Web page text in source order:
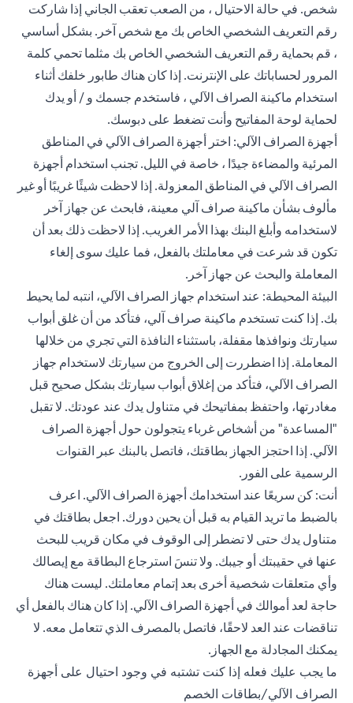
شخص. في حالة الاحتيال ، من الصعب تعقب الجاني إذا شاركت
رقم التعريف الشخصي الخاص بك مع شخص آخر. بشكل أساسي
، قم بحماية رقم التعريف الشخصي الخاص بك مثلما تحمي كلمة
المرور لحساباتك على الإنترنت. إذا كان هناك طابور خلفك أثناء
استخدام ماكينة الصراف الآلي ، فاستخدم جسمك و / أو يدك
لحماية لوحة المفاتيح وأنت تضغط على دبوسك.
أجهزة الصراف الآلي: اختر أجهزة الصراف الآلي في المناطق
المرئية والمضاءة جيدًا ، خاصة في الليل. تجنب استخدام أجهزة
الصراف الآلي في المناطق المعزولة. إذا لاحظت شيئًا غريبًا أو غير
مألوف بشأن ماكينة صراف آلي معينة، فابحث عن جهاز آخر
لاستخدامه وأبلغ البنك بهذا الأمر الغريب. إذا لاحظت ذلك بعد أن
تكون قد شرعت في معاملتك بالفعل، فما عليك سوى إلغاء
المعاملة والبحث عن جهاز آخر.
البيئة المحيطة: عند استخدام جهاز الصراف الآلي، انتبه لما يحيط
بك. إذا كنت تستخدم ماكينة صراف آلي، فتأكد من أن غلق أبواب
سيارتك ونوافذها مقفلة، باستثناء النافذة التي تجري من خلالها
المعاملة. إذا اضطررت إلى الخروج من سيارتك لاستخدام جهاز
الصراف الآلي، فتأكد من إغلاق أبواب سيارتك بشكل صحيح قبل
مغادرتها، واحتفظ بمفاتيحك في متناول يدك عند عودتك. لا تقبل
"المساعدة" من أشخاص غرباء يتجولون حول أجهزة الصراف
الآلي. إذا احتجز الجهاز بطاقتك، فاتصل بالبنك عبر القنوات
الرسمية على الفور.
أنت: كن سريعًا عند استخدامك أجهزة الصراف الآلي. اعرف
بالضبط ما تريد القيام به قبل أن يحين دورك. اجعل بطاقتك في
متناول يدك حتى لا تضطر إلى الوقوف في مكان قريب للبحث
عنها في حقيبتك أو جيبك. ولا تنسَ استرجاع البطاقة مع إيصالك
وأي متعلقات شخصية أخرى بعد إتمام معاملتك. ليست هناك
حاجة لعد أموالك في أجهزة الصراف الآلي. إذا كان هناك بالفعل أي
تناقضات عند العد لاحقًا، فاتصل بالمصرف الذي تتعامل معه. لا
يمكنك المجادلة مع الجهاز.
ما يجب عليك فعله إذا كنت تشتبه في وجود احتيال على أجهزة
الصراف الآلي/بطاقات الخصم